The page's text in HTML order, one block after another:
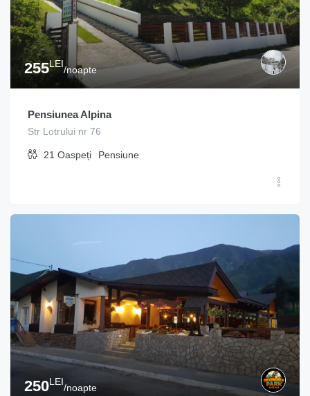
255LEI
/noapte
Pensiunea Alpina
Str Lotrului nr 76
21 Oaspeți Pensiune
250LEI
/noapte